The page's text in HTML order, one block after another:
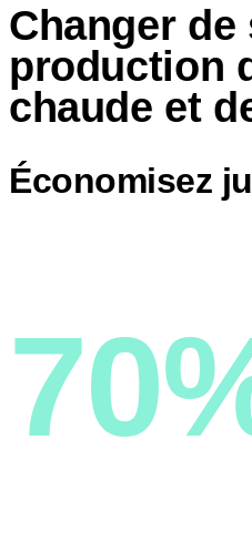
Changer de
production
chaude et
Économisez